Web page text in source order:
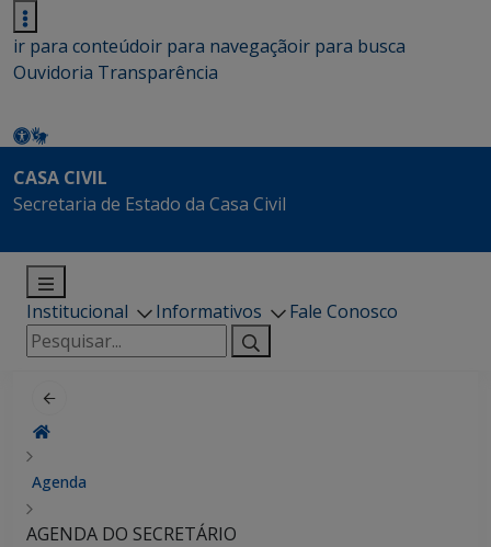
ir para conteúdoir para navegaçãoir para busca
Ouvidoria Transparência
CASA CIVIL
Secretaria de Estado da Casa Civil
Institucional Informativos
Fale Conosco
Pesquisar
por:
Agenda
AGENDA DO SECRETÁRIO